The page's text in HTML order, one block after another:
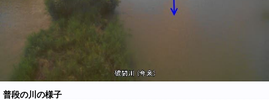
普段の川の様子